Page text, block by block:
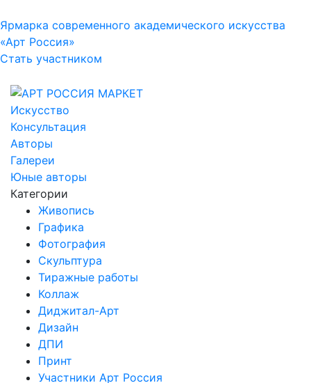
Ярмарка современного академического искусства
«Арт Россия»
Стать участником
Искусство
Консультация
Авторы
Галереи
Юные авторы
Категории
Живопись
Графика
Фотография
Скульптура
Тиражные работы
Коллаж
Диджитал-Арт
Дизайн
ДПИ
Принт
Участники Арт Россия